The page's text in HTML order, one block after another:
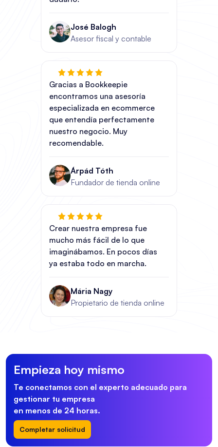
José Balogh
Asesor fiscal y contable
Gracias a Bookkeepie
encontramos una asesoría
especializada en ecommerce
que entendía perfectamente
nuestro negocio. Muy
recomendable.
Árpád Tóth
Fundador de tienda online
Crear nuestra empresa fue
mucho más fácil de lo que
imaginábamos. En pocos días
ya estaba todo en marcha.
Mária Nagy
Propietario de tienda online
Empieza hoy mismo
Te conectamos con el experto adecuado para
gestionar tu empresa
en menos de 24 horas.
Completar solicitud